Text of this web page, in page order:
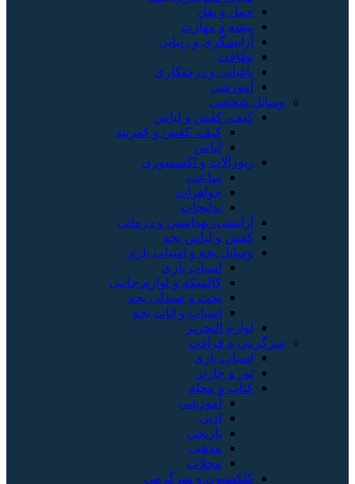
حمل و نقل
پیشه و مهارت
آرایشگری و زیبایی
نظافت
باغبانی و درختکاری
آموزشی
وسایل شخصی
کیف، کفش و لباس
کیف، کفش و کمربند
لباس
زیورآلات و اکسسوری
ساعت
جواهرات
بدلیجات
آرایشی، بهداشتی و درمانی
کفش و لباس بچه
وسایل بچه و اسباب بازی
اسباب بازی
کالسکه و لوازم جانبی
تخت و صندلی بچه
اسباب و اثاث بچه
لوازم التحریر
سرگرمی و فراغت
اسباب‌ بازی
تور و چارتر
کتاب و مجله
آموزشی
ادبی
تاریخی
مذهبی
مجلات
کلکسیون و سرگرمی